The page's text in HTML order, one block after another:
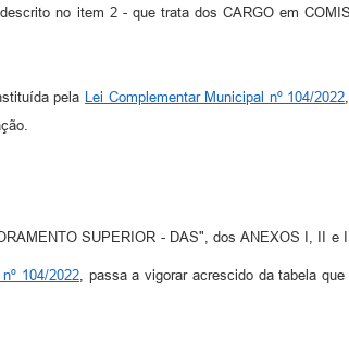
no item 2 - que trata dos CARGO em
pela Lei Complementar Municipal nº 104/2022
SUPERIOR - DAS", dos ANEXOS I, II e
104/2022, passa a vigorar acrescido da tabela